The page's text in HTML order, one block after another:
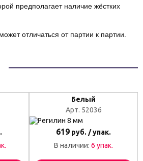
предполагает наличие жёстких
отличаться от партии к партии.
Белый
Арт. 52036
619 руб. / упак.
В наличии: 6 упак.